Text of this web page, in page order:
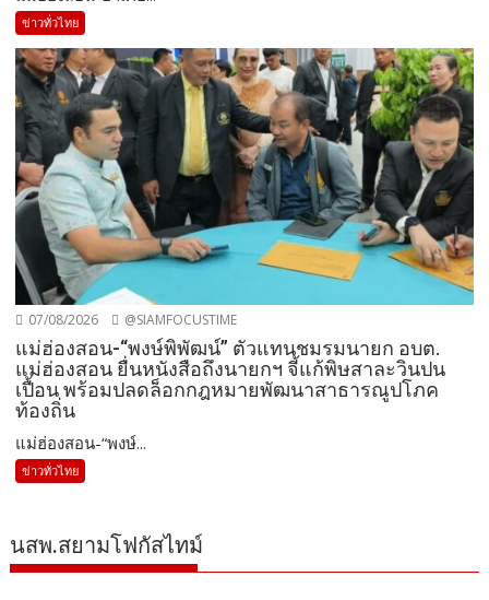
ข่าวทั่วไทย
07/08/2026 @SIAMFOCUSTIME
แม่ฮ่องสอน-“พงษ์พิพัฒน์” ตัวแทนชมรมนายก อบต.
แม่ฮ่องสอน ยื่นหนังสือถึงนายกฯ จี้แก้พิษสาละวินปน
เปื้อน พร้อมปลดล็อกกฎหมายพัฒนาสาธารณูปโภค
ท้องถิ่น
แม่ฮ่องสอน-“พงษ์...
ข่าวทั่วไทย
นสพ.สยามโฟกัสไทม์